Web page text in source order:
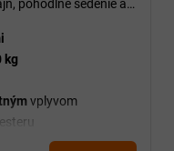
pohodlné sedenie a
kg
vplyvom
sklom 5 mm